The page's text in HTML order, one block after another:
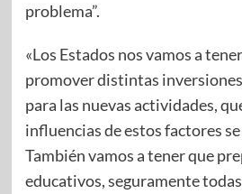
problema”.
«Los Estados nos vamos a
promover distintas
para las nuevas actividades,
influencias de estos factores se
También vamos a tener que
educativos, seguramente